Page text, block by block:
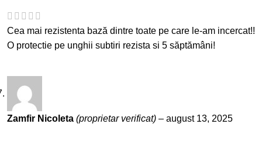
Cea mai rezistenta bază dintre toate pe care le-am incercat!!
O protectie pe unghii subtiri rezista si 5 săptămâni!
Zamfir Nicoleta (proprietar verificat) – august 13, 2025